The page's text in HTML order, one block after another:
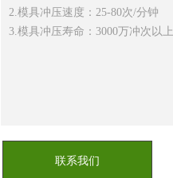
2.模具冲压速度：25-80次/分钟
3.模具冲压寿命：3000万冲次以上
联系我们